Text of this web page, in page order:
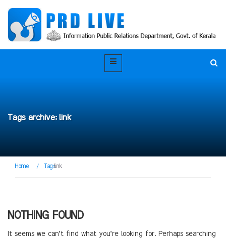
Tags archive: link
Home / Tag:link
NOTHING FOUND
It seems we can’t find what you’re looking for. Perhaps searching